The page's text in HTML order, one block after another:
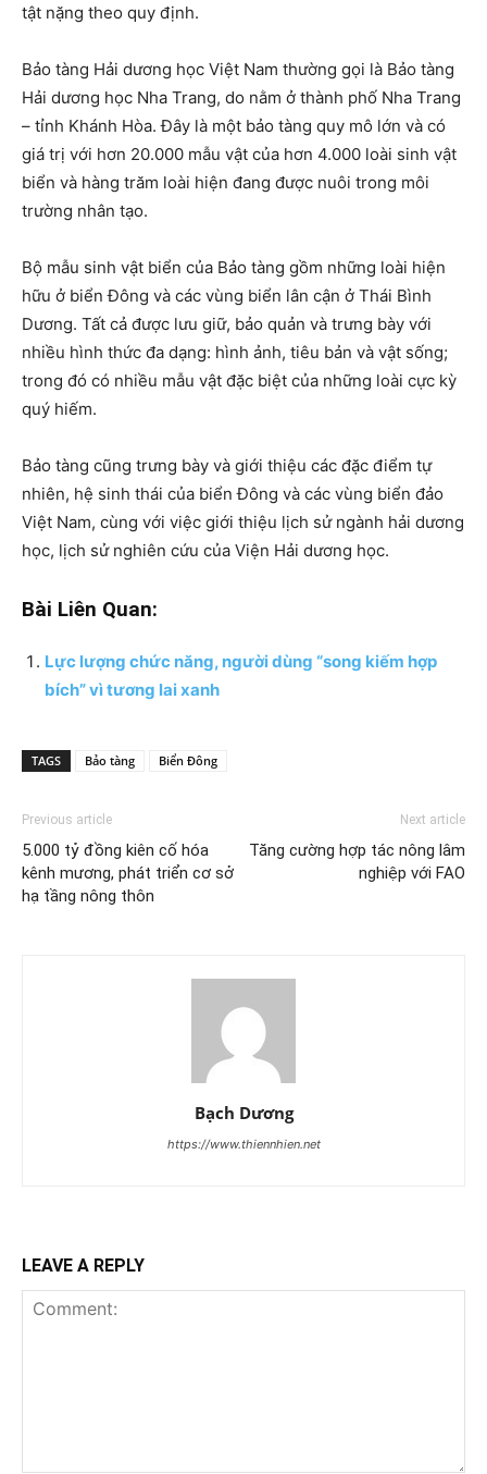
tật nặng theo quy định.
Bảo tàng Hải dương học Việt Nam thường gọi là Bảo tàng
Hải dương học Nha Trang, do nằm ở thành phố Nha Trang
– tỉnh Khánh Hòa. Đây là một bảo tàng quy mô lớn và có
giá trị với hơn 20.000 mẫu vật của hơn 4.000 loài sinh vật
biển và hàng trăm loài hiện đang được nuôi trong môi
trường nhân tạo.
Bộ mẫu sinh vật biển của Bảo tàng gồm những loài hiện
hữu ở biển Đông và các vùng biển lân cận ở Thái Bình
Dương. Tất cả được lưu giữ, bảo quản và trưng bày với
nhiều hình thức đa dạng: hình ảnh, tiêu bản và vật sống;
trong đó có nhiều mẫu vật đặc biệt của những loài cực kỳ
quý hiếm.
Bảo tàng cũng trưng bày và giới thiệu các đặc điểm tự
nhiên, hệ sinh thái của biển Đông và các vùng biển đảo
Việt Nam, cùng với việc giới thiệu lịch sử ngành hải dương
học, lịch sử nghiên cứu của Viện Hải dương học.
Bài Liên Quan:
Lực lượng chức năng, người dùng “song kiếm hợp
bích” vì tương lai xanh
TAGS Bảo tàng Biển Đông
Previous article
5.000 tỷ đồng kiên cố hóa
kênh mương, phát triển cơ sở
hạ tầng nông thôn
Next article
Tăng cường hợp tác nông lâm
nghiệp với FAO
Bạch Dương
https://www.thiennhien.net
LEAVE A REPLY